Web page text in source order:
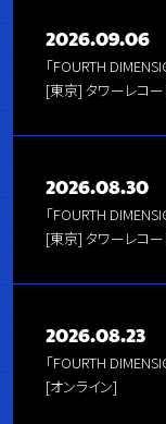
2026.09.06
「FOURTH
[東京] タワーレコ
2026.08.30
「FOURTH
[東京] タワーレコ
2026.08.23
「FOURTH
[オンライン]